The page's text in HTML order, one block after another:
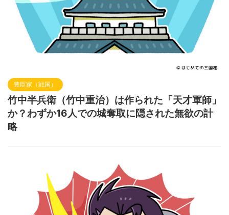
豊臣家（戦国）
竹中半兵衛（竹中重治）は作られた「天才軍師」
か？わずか16人での城奪取に隠された無欲の計
略